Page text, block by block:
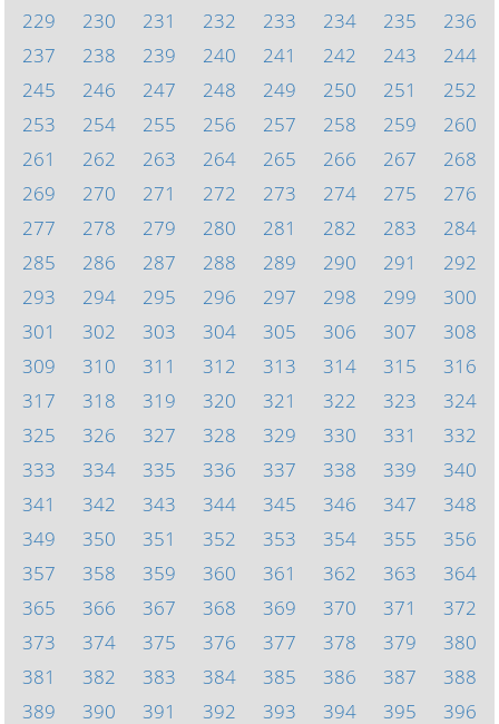
229
230 231 232 233 234 235
236
237
238 239 240 241 242 243
244
245
246 247 248 249 250 251
252
253
254 255 256 257 258 259
260
261
262 263 264 265 266 267
268
269
270 271 272 273 274 275
276
277
278 279 280 281 282 283
284
285
286 287 288 289 290 291
292
293
294 295 296 297 298 299
300
301
302 303 304 305 306 307
308
309
310 311 312 313 314 315
316
317
318 319 320 321 322 323
324
325
326 327 328 329 330 331
332
333
334 335 336 337 338 339
340
341
342 343 344 345 346 347
348
349
350 351 352 353 354 355
356
357
358 359 360 361 362 363
364
365
366 367 368 369 370 371
372
373
374 375 376 377 378 379
380
381
382 383 384 385 386 387
388
389
390 391 392 393 394 395 396